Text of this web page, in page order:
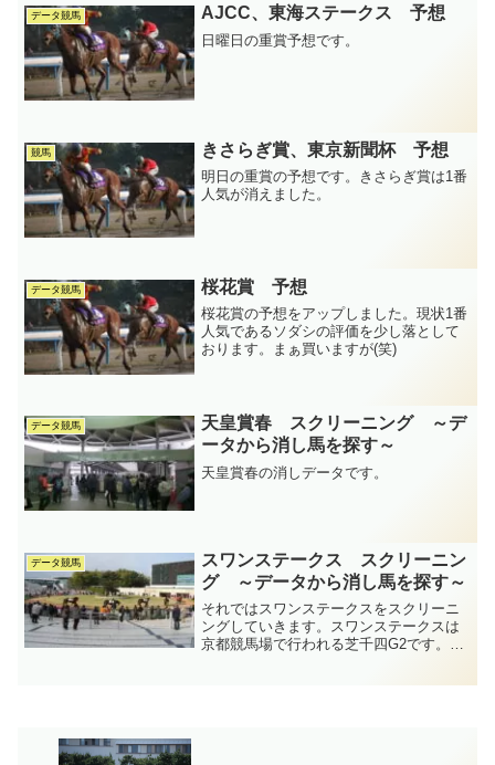
データ競馬 AJCC、東海ステークス 予想
日曜日の重賞予想です。
競馬 きさらぎ賞、東京新聞杯 予想
明日の重賞の予想です。きさらぎ賞は1番
人気が消えました。
データ競馬 桜花賞 予想
桜花賞の予想をアップしました。現状1番
人気であるソダシの評価を少し落として
おります。まぁ買いますが(笑)
データ競馬
天皇賞春 スクリーニング ～デ
ータから消し馬を探す～
天皇賞春の消しデータです。
データ競馬
スワンステークス スクリーニン
グ ～データから消し馬を探す～
それではスワンステークスをスクリーニ
ングしていきます。スワンステークスは
京都競馬場で行われる芝千四G2です。◆